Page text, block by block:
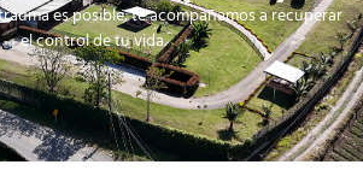
es posible; te acompañamos a recuperar
el control de tu vida.